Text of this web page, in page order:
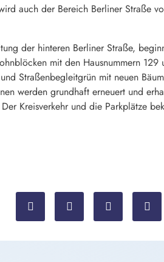
auch der Bereich Berliner Straße
der hinteren Berliner Straße,
mit den Hausnummern 129
Straßenbegleitgrün mit neuen
werden grundhaft erneuert und
Kreisverkehr und die Parkplätze